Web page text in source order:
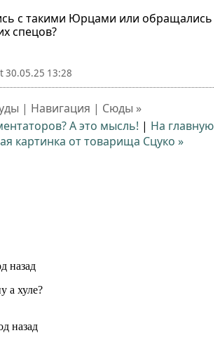
с такими Юрцами или обращались
спецов?
30.05.25 13:28
| Навигация | Сюды »
А это мысль! | На главную
картинка от товарища Сцуко »